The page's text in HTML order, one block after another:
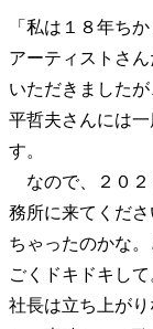
忘れられない言葉
病が教えてくれ
熱狂できるもの
私を彩るエッセ
70代のグランド
「私は１８年ち
アーティストさ
いただきました
平哲夫さんには
す。
なので、２０２
務所に来てくださ
ちゃったのかな
ごくドキドキし
社長は立ち上が